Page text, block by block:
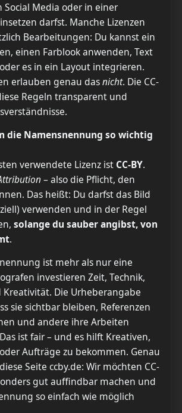
Social Media oder in einer
darfst. Manche Lizenzen
Bearbeitungen: Du kannst ein
einen Farblook anwenden, Text
es in ein Layout integrieren.
erlauben genau dasnicht. Die CC-
Regeln transparent und
die Namensnennung so wichtig
verwendete Lizenz ist CC-BY.
– also die Pflicht, den
Das heißt: Du darfst das Bild
verwenden und in der Regel
solange du sauber angibst, von
.
ist mehr als nur eine
investieren Zeit, Technik,
Die Urheberangabe
sie sichtbar bleiben, Referenzen
und andere ihre Arbeiten
ist fair – und es hilft Kreativen,
Aufträge zu bekommen. Genau
Seite ccby.de: Wir möchten CC-
gut auffindbar machen und
so einfach wie möglich